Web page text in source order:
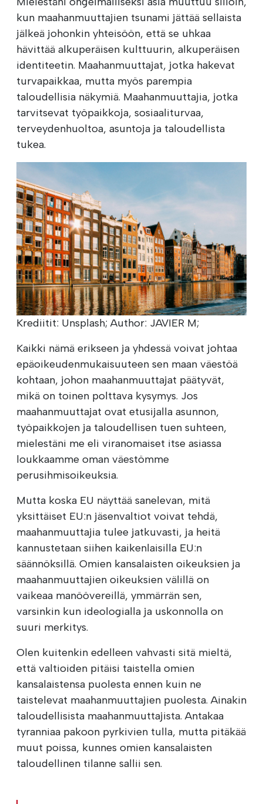
kun maahanmuuttajien tsunami jättää sellaista
jälkeä johonkin yhteisöön, että se uhkaa
hävittää alkuperäisen kulttuurin, alkuperäisen
identiteetin. Maahanmuuttajat, jotka hakevat
turvapaikkaa, mutta myös parempia
taloudellisia näkymiä. Maahanmuuttajia, jotka
tarvitsevat työpaikkoja, sosiaaliturvaa,
terveydenhuoltoa, asuntoja ja taloudellista
tukea.
Krediitit: Unsplash; Author: JAVIER M;
Kaikki nämä erikseen ja yhdessä voivat johtaa
epäoikeudenmukaisuuteen sen maan väestöä
kohtaan, johon maahanmuuttajat päätyvät,
mikä on toinen polttava kysymys. Jos
maahanmuuttajat ovat etusijalla asunnon,
työpaikkojen ja taloudellisen tuen suhteen,
mielestäni me eli viranomaiset itse asiassa
loukkaamme oman väestömme
perusihmisoikeuksia.
Mutta koska EU näyttää sanelevan, mitä
yksittäiset EU:n jäsenvaltiot voivat tehdä,
maahanmuuttajia tulee jatkuvasti, ja heitä
kannustetaan siihen kaikenlaisilla EU:n
säännöksillä. Omien kansalaisten oikeuksien ja
maahanmuuttajien oikeuksien välillä on
vaikeaa manöövereillä, ymmärrän sen,
varsinkin kun ideologialla ja uskonnolla on
suuri merkitys.
Olen kuitenkin edelleen vahvasti sitä mieltä,
että valtioiden pitäisi taistella omien
kansalaistensa puolesta ennen kuin ne
taistelevat maahanmuuttajien puolesta. Ainakin
taloudellisista maahanmuuttajista. Antakaa
tyranniaa pakoon pyrkivien tulla, mutta pitäkää
muut poissa, kunnes omien kansalaisten
taloudellinen tilanne sallii sen.